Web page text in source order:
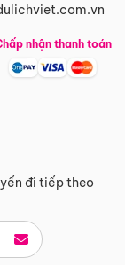
đi tiếp theo
nhận thanh toán